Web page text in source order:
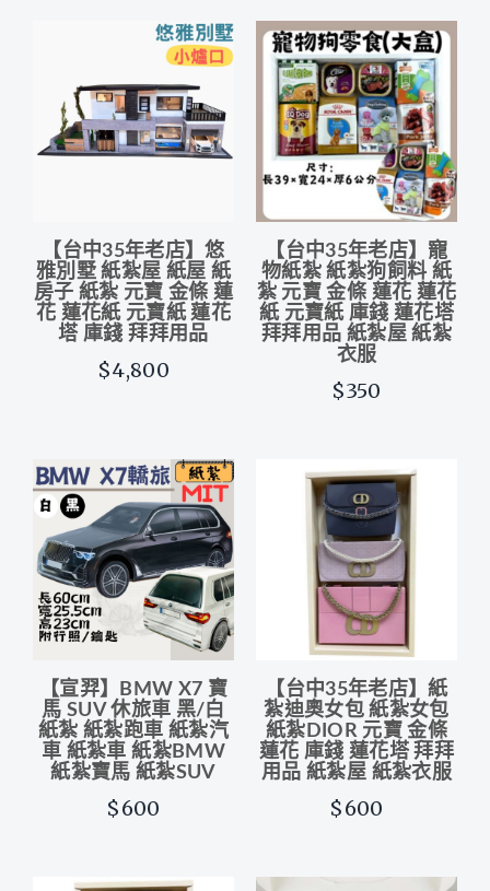
【台中35年老店】悠
雅別墅 紙紮屋 紙屋 紙
房子 紙紮 元寶 金條 蓮
花 蓮花紙 元寶紙 蓮花
塔 庫錢 拜拜用品
$4,800
【台中35年老店】寵
物紙紮 紙紮狗飼料 紙
紮 元寶 金條 蓮花 蓮花
紙 元寶紙 庫錢 蓮花塔
拜拜用品 紙紮屋 紙紮
衣服
$350
【宣羿】BMW X7 寶
馬 SUV 休旅車 黑/白
紙紮 紙紮跑車 紙紮汽
車 紙紮車 紙紮BMW
紙紮寶馬 紙紮SUV
$600
【台中35年老店】紙
紮迪奧女包 紙紮女包
紙紮DIOR 元寶 金條
蓮花 庫錢 蓮花塔 拜拜
用品 紙紮屋 紙紮衣服
$600